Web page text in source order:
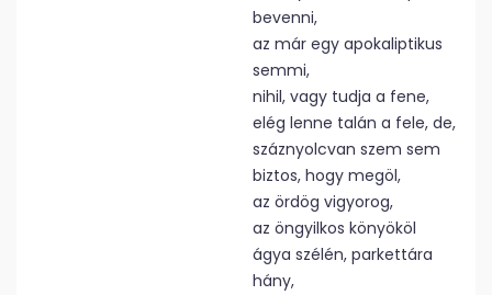
bevenni,
az már egy apokaliptikus
semmi,
nihil, vagy tudja a fene,
elég lenne talán a fele, de,
száznyolcvan szem sem
biztos, hogy megöl,
az ördög vigyorog,
az öngyilkos könyököl
ágya szélén, parkettára
hány,